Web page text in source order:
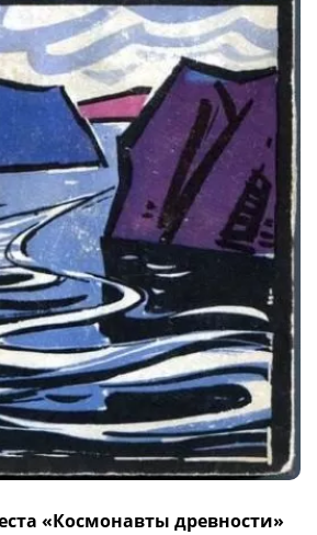
«Космонавты древности»